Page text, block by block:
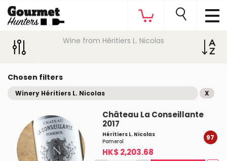
Wine from Héritiers L. Nicolas
Chosen filters
Winery Héritiers L. Nicolas X
Château La Conseillante
2017
Héritiers L. Nicolas
Pomerol
HK$ 2,203.68
97